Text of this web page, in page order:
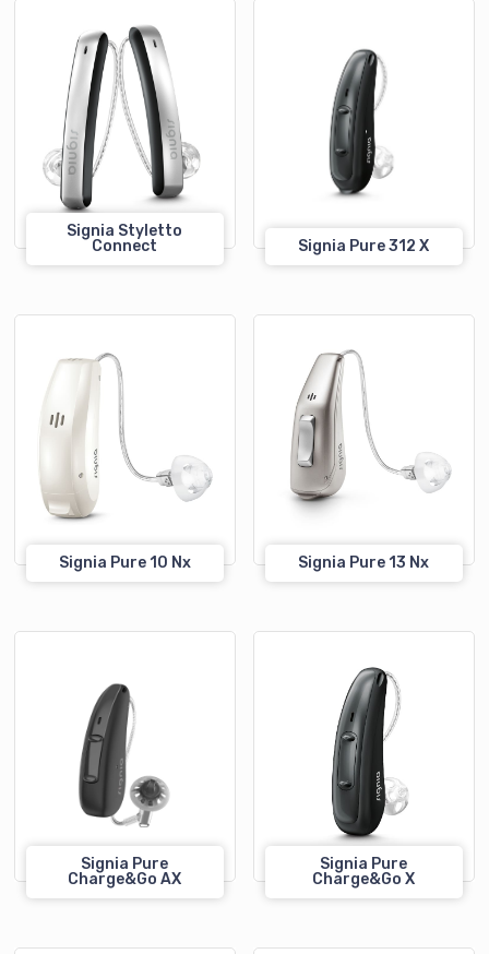
Signia Styletto
Connect
Signia Pure 312 X
Signia Pure 10 Nx Signia Pure 13 Nx
Signia Pure
Charge&Go AX
Signia Pure
Charge&Go X